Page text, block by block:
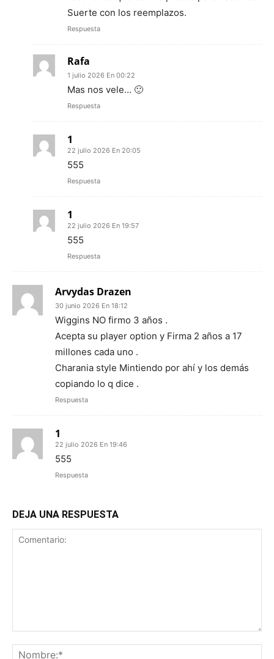
Suerte con los reemplazos.
Respuesta
Rafa
1 julio 2026 En 00:22
Mas nos vele… 🙂
Respuesta
1
22 julio 2026 En 20:05
555
Respuesta
1
22 julio 2026 En 19:57
555
Respuesta
Arvydas Drazen
30 junio 2026 En 18:12
Wiggins NO firmo 3 años .
Acepta su player option y Firma 2 años a 17
millones cada uno .
Charania style Mintiendo por ahí y los demás
copiando lo q dice .
Respuesta
1
22 julio 2026 En 19:46
555
Respuesta
DEJA UNA RESPUESTA